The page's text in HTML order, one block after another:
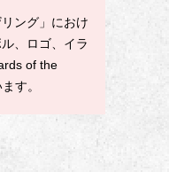
ング」におけ
、ロゴ、イラ
of the
す。